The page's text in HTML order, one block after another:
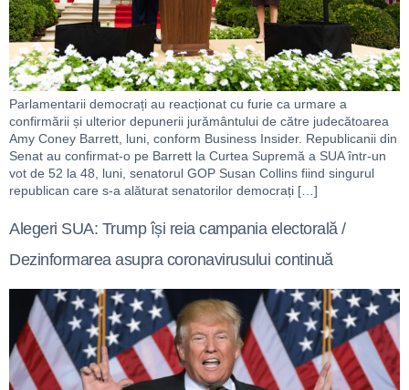
Parlamentarii democrați au reacționat cu furie ca urmare a
confirmării și ulterior depunerii jurământului de către judecătoarea
Amy Coney Barrett, luni, conform Business Insider. Republicanii din
Senat au confirmat-o pe Barrett la Curtea Supremă a SUA într-un
vot de 52 la 48, luni, senatorul GOP Susan Collins fiind singurul
republican care s-a alăturat senatorilor democrați […]
Alegeri SUA: Trump își reia campania electorală /
Dezinformarea asupra coronavirusului continuă